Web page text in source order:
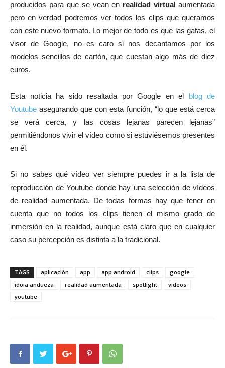
producidos para que se vean en realidad virtual aumentada
pero en verdad podremos ver todos los clips que queramos
con este nuevo formato. Lo mejor de todo es que las gafas, el
visor de Google, no es caro si nos decantamos por los
modelos sencillos de cartón, que cuestan algo más de diez
euros.
Esta noticia ha sido resaltada por Google en el blog de
Youtubeasegurando que con esta función, “lo que está cerca
se verá cerca, y las cosas lejanas parecen lejanas”
permitiéndonos vivir el vídeo como si estuviésemos presentes
en él.
Si no sabes qué vídeo ver siempre puedes ir a la lista de
reproducción de Youtube donde hay una selección de vídeos
de realidad aumentada. De todas formas hay que tener en
cuenta que no todos los clips tienen el mismo grado de
inmersión en la realidad, aunque está claro que en cualquier
caso su percepción es distinta a la tradicional.
TAGS aplicación app app android clips
google
idoia andueza
realidad aumentada spotlight
videos
youtube